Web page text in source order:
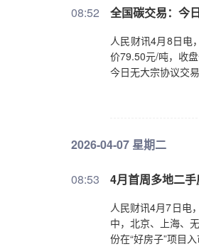
08:52 全国碳交易：今
人民财讯4月8日电
价79.50元/吨，收
今日无大宗协议交
2026-04-07 星期二
08:53 4月首周多地二
人民财讯4月7日电
中，北京、上海、
份在“好房子”项目